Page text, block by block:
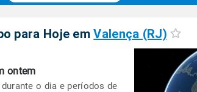
para Hoje emValença (RJ)
ontem
o dia e períodos de